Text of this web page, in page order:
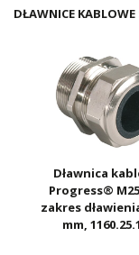
DŁAWNICE
Dławnica
Progress®
zakres
mm,